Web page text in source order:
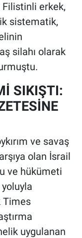
Filistinli erkek,
sistematik,
silahı olarak
SIKIŞTI:
ve savaş
olan İsrail
ve hükümeti
Times
uygulanan